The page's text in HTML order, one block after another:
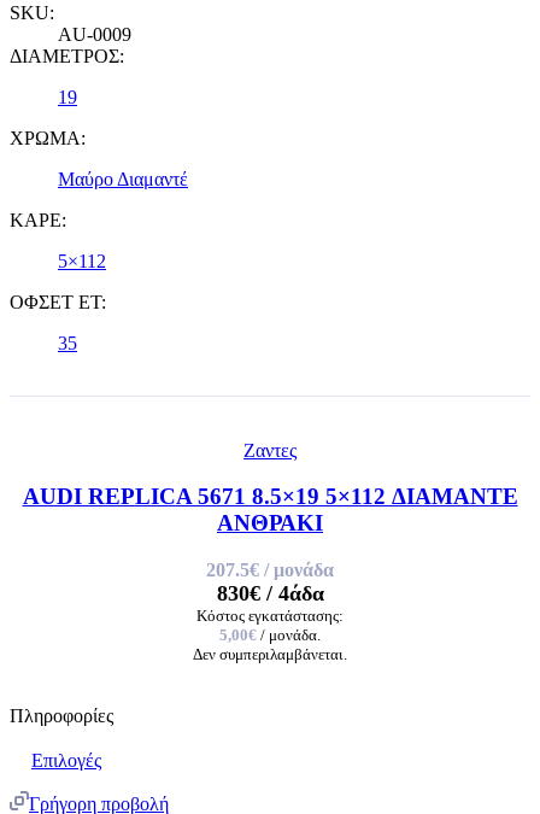
SKU:
AU-0009
ΔΙΑΜΕΤΡΟΣ:
19
ΧΡΩΜΑ:
Μαύρο Διαμαντέ
ΚΑΡΕ:
5×112
ΟΦΣΕΤ ET:
35
Ζαντες
AUDI REPLICA 5671 8.5×19 5×112 ΔΙΑΜΑΝΤΕ
ΑΝΘΡΑΚΙ
207.5€ / μονάδα
830€/ 4άδα
Κόστος εγκατάστασης:
5,00€ / μονάδα.
Δεν συμπεριλαμβάνεται.
Πληροφορίες
Επιλογές
Γρήγορη προβολή